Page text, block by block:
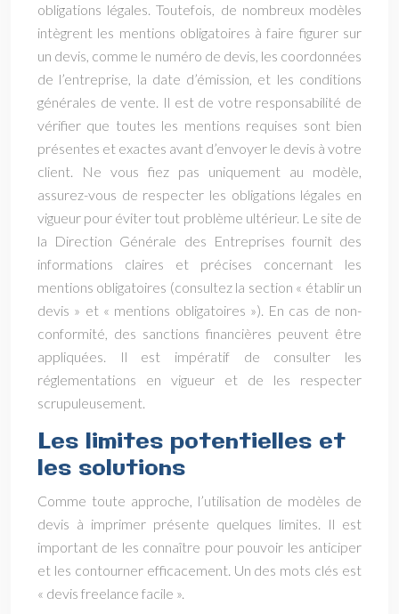
obligations légales. Toutefois, de nombreux modèles
intègrent les mentions obligatoires à faire figurer sur
un devis, comme le numéro de devis, les coordonnées
de l’entreprise, la date d’émission, et les conditions
générales de vente. Il est de votre responsabilité de
vérifier que toutes les mentions requises sont bien
présentes et exactes avant d’envoyer le devis à votre
client. Ne vous fiez pas uniquement au modèle,
assurez-vous de respecter les obligations légales en
vigueur pour éviter tout problème ultérieur. Le site de
la Direction Générale des Entreprises fournit des
informations claires et précises concernant les
mentions obligatoires (consultez la section « établir un
devis » et « mentions obligatoires »). En cas de non-
conformité, des sanctions financières peuvent être
appliquées. Il est impératif de consulter les
réglementations en vigueur et de les respecter
scrupuleusement.
Les limites potentielles et
les solutions
Comme toute approche, l’utilisation de modèles de
devis à imprimer présente quelques limites. Il est
important de les connaître pour pouvoir les anticiper
et les contourner efficacement. Un des mots clés est
« devis freelance facile ».